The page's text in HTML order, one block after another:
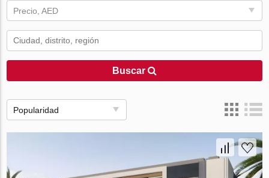
Precio, AED
Buscar
Popularidad